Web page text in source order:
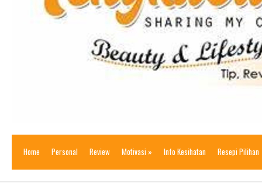
Home Personal Review Motivasi » Info Kesihatan Resepi Pilihan